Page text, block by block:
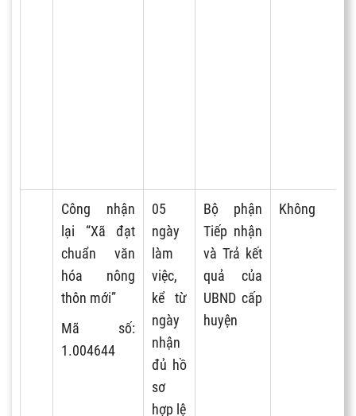
Công nhận
lại “Xã đạt
chuẩn văn
hóa nông
thôn mới”
Mã số:
1.004644
05
ngày
làm
việc,
kể từ
ngày
nhận
đủ hồ
sơ
hợp lệ
Bộ phận
Tiếp nhận
và Trả kết
quả của
UBND cấp
huyện
Không